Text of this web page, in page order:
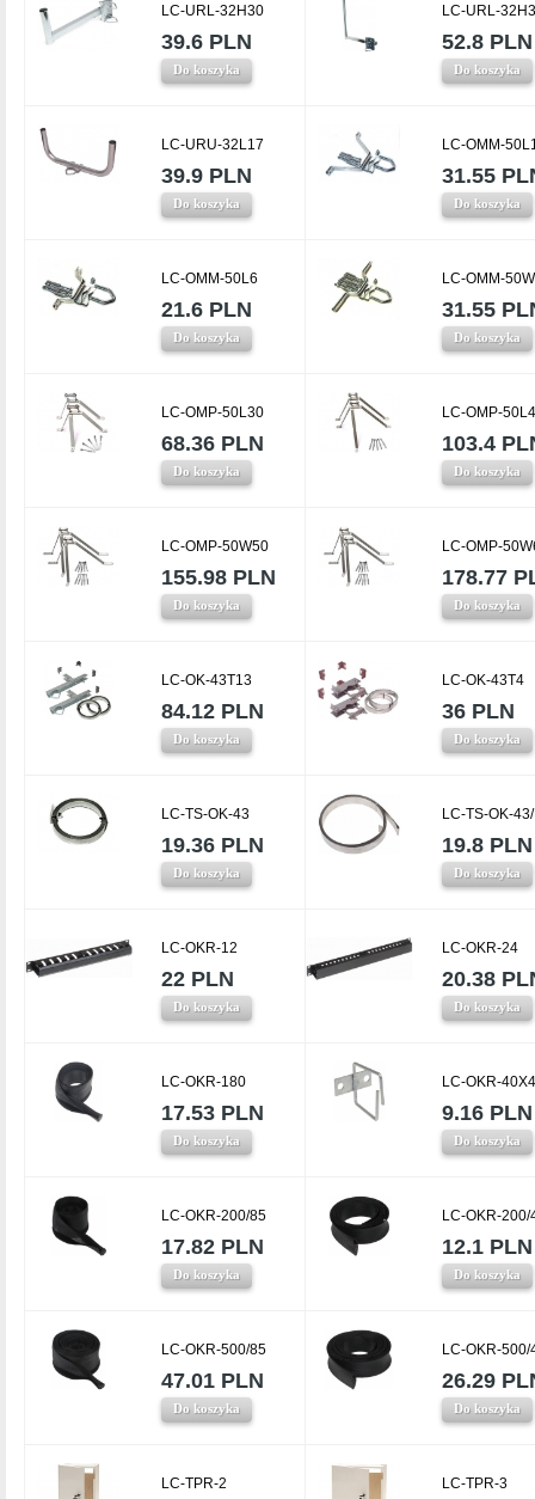
LC-URL-32H30
39.6 PLN
Do koszyka
LC-URL-
52.8 PLN
Do koszyka
LC-URU-32L17
39.9 PLN
Do koszyka
LC-OMM-
31.55
Do koszyka
LC-OMM-50L6
21.6 PLN
Do koszyka
LC-OMM-
31.55
Do koszyka
LC-OMP-50L30
68.36 PLN
Do koszyka
LC-OMP-
103.4
Do koszyka
LC-OMP-50W50
155.98 PLN
Do koszyka
LC-OMP-
178.77
Do koszyka
LC-OK-43T13
84.12 PLN
Do koszyka
LC-OK-43T4
36 PLN
Do koszyka
LC-TS-OK-43
19.36 PLN
Do koszyka
LC-TS-OK-
19.8 PLN
Do koszyka
LC-OKR-12
22 PLN
Do koszyka
LC-OKR-24
20.38
Do koszyka
LC-OKR-180
17.53 PLN
Do koszyka
LC-OKR-
9.16 PLN
Do koszyka
LC-OKR-200/85
17.82 PLN
Do koszyka
LC-OKR-200/
12.1 PLN
Do koszyka
LC-OKR-500/85
47.01 PLN
Do koszyka
LC-OKR-500/
26.29
Do koszyka
LC-TPR-2 LC-TPR-3